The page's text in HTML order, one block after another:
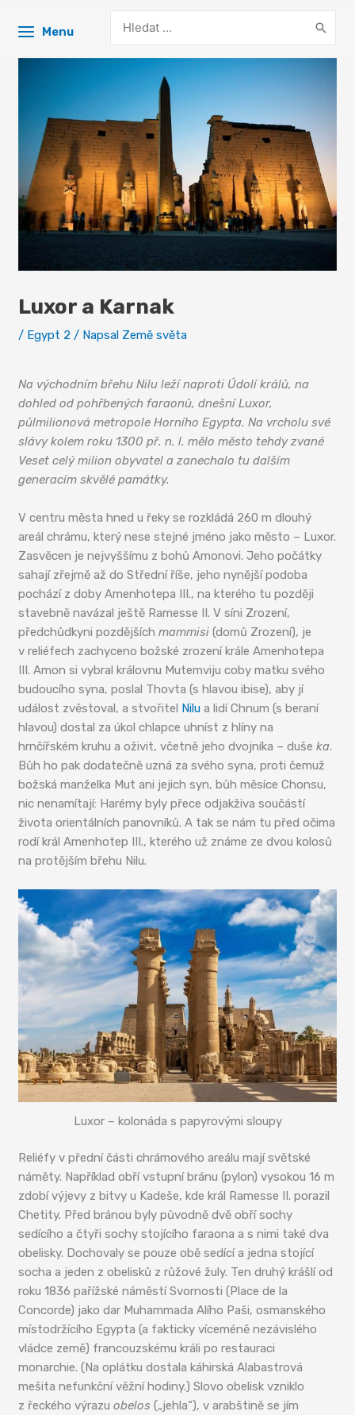
Menu
for:
Luxor a Karnak
/ Egypt 2 / Napsal Země světa
Na východním břehu Nilu leží naproti Údolí králů, na
dohled od pohřbených faraonů, dnešní Luxor,
půlmilionová metropole Horního Egypta. Na vrcholu své
slávy kolem roku 1300 př. n. l. mělo město tehdy zvané
Veset celý milion obyvatel a zanechalo tu dalším
generacím skvělé památky.
V centru města hned u řeky se rozkládá 260 m dlouhý
areál chrámu, který nese stejné jméno jako město – Luxor.
Zasvěcen je nejvyššímu z bohů Amonovi. Jeho počátky
sahají zřejmě až do Střední říše, jeho nynější podoba
pochází z doby Amenhotepa III., na kterého tu později
stavebně navázal ještě Ramesse II. V síni Zrození,
předchůdkyni pozdějšíchmammisi(domů Zrození), je
v reliéfech zachyceno božské zrození krále Amenhotepa
III. Amon si vybral královnu Mutemviju coby matku svého
budoucího syna, poslal Thovta (s hlavou ibise), aby jí
událost zvěstoval, a stvořitel Nilu a lidí Chnum (s beraní
hlavou) dostal za úkol chlapce uhníst z hlíny na
hrnčířském kruhu a oživit, včetně jeho dvojníka – dušeka.
Bůh ho pak dodatečně uzná za svého syna, proti čemuž
božská manželka Mut ani jejich syn, bůh měsíce Chonsu,
nic nenamítají: Harémy byly přece odjakživa součástí
života orientálních panovníků. A tak se nám tu před očima
rodí král Amenhotep III., kterého už známe ze dvou kolosů
na protějším břehu Nilu.
Luxor – kolonáda s papyrovými sloupy
Reliéfy v přední části chrámového areálu mají světské
náměty. Například obří vstupní bránu (pylon) vysokou 16 m
zdobí výjevy z bitvy u Kadeše, kde král Ramesse II. porazil
Chetity. Před bránou byly původně dvě obří sochy
sedícího a čtyři sochy stojícího faraona a s nimi také dva
obelisky. Dochovaly se pouze obě sedící a jedna stojící
socha a jeden z obelisků z růžové žuly. Ten druhý krášlí od
roku 1836 pařížské náměstí Svornosti (Place de la
Concorde) jako dar Muhammada Alího Paši, osmanského
místodržícího Egypta (a fakticky víceméně nezávislého
vládce země) francouzskému králi po restauraci
monarchie. (Na oplátku dostala káhirská Alabastrová
mešita nefunkční věžní hodiny.) Slovo obelisk vzniklo
z řeckého výrazuobelos(„jehla“), v arabštině se jím